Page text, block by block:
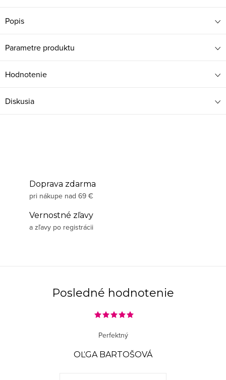
Popis
Parametre produktu
Hodnotenie
Diskusia
Doprava zdarma
pri nákupe nad 69 €
Vernostné zľavy
a zľavy po registrácii
Posledné hodnotenie
Perfektný
OĽGA BARTOŠOVÁ